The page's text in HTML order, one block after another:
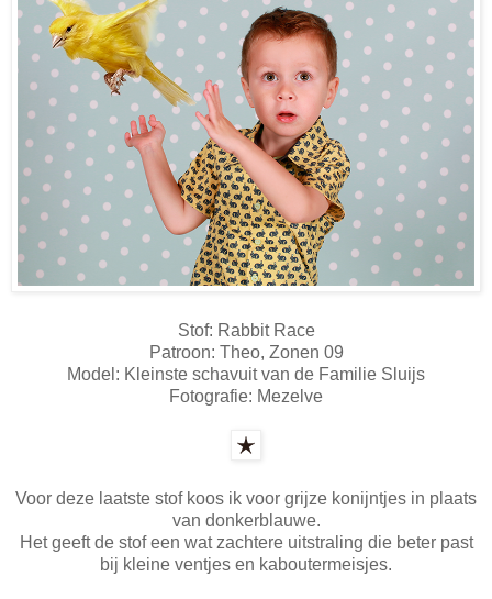
Stof: Rabbit Race
Patroon: Theo, Zonen 09
Model: Kleinste schavuit van de Familie Sluijs
Fotografie: Mezelve
Voor deze laatste stof koos ik voor grijze konijntjes in plaats
van donkerblauwe.
Het geeft de stof een wat zachtere uitstraling die beter past
bij kleine ventjes en kaboutermeisjes.